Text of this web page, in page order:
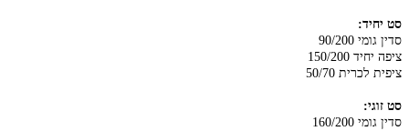
סט יחיד:
סדין גומי 90/200
ציפה יחיד 150/200
ציפית לכרית 50/70
סט זוגי:
סדין גומי 160/200